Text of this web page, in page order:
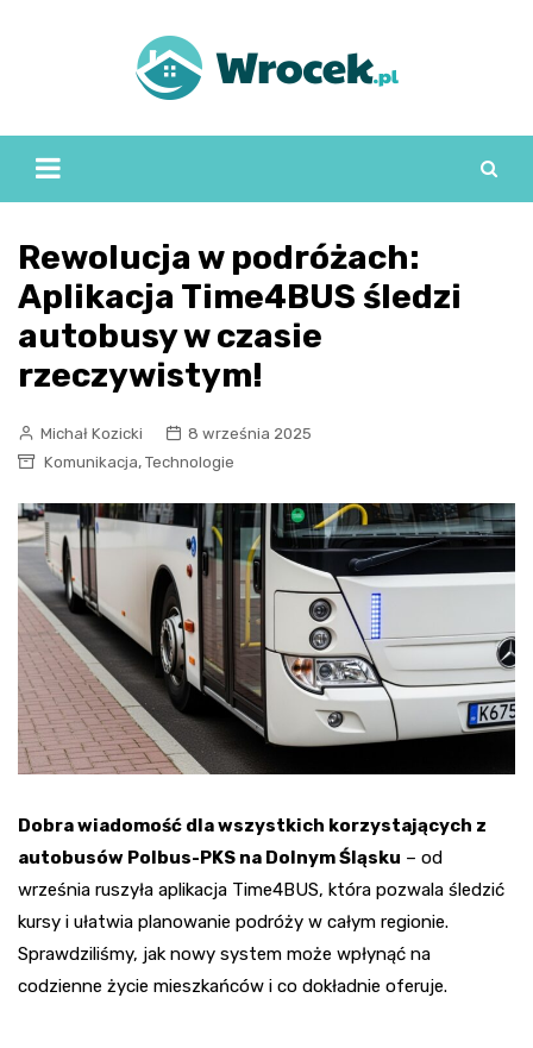
Rewolucja w podróżach:
Aplikacja Time4BUS śledzi
autobusy w czasie
rzeczywistym!
Michał Kozicki
8 września 2025
Komunikacja, Technologie
Dobra wiadomość dla wszystkich korzystających z
autobusów Polbus-PKS na Dolnym Śląsku – od
września ruszyła aplikacja Time4BUS, która pozwala śledzić
kursy i ułatwia planowanie podróży w całym regionie.
Sprawdziliśmy, jak nowy system może wpłynąć na
codzienne życie mieszkańców i co dokładnie oferuje.